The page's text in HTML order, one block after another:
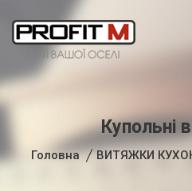
Купольні
Головна ВИТЯЖКИ